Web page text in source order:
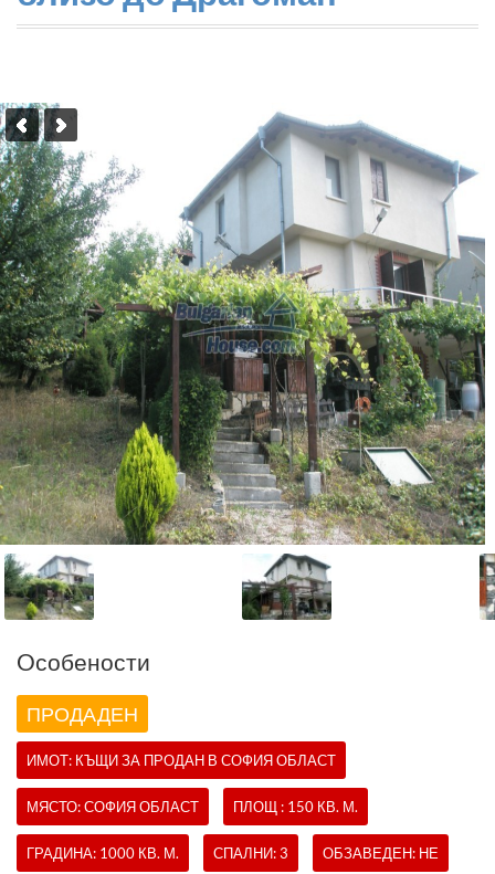
Oсобености
ПРОДАДЕН
ИМОТ: КЪЩИЗА ПРОДАН В СОФИЯ ОБЛАСТ
МЯСТО: СОФИЯ ОБЛАСТ ПЛОЩ : 150 КВ. М.
ГРАДИНА: 1000 КВ. М. СПАЛНИ: 3 ОБЗАВЕДЕН: НЕ